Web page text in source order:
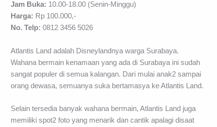
Jam Buka: 10.00-18.00 (Senin-Minggu)
Harga: Rp 100.000,-
No. Telp: 0812 3456 5026
Atlantis Land adalah Disneylandnya warga Surabaya.
Wahana bermain kenamaan yang ada di Surabaya ini sudah
sangat populer di semua kalangan. Dari mulai anak2 sampai
orang dewasa, semuanya suka bertamasya ke Atlantis Land.
Selain tersedia banyak wahana bermain, Atlantis Land juga
memiliki spot2 foto yang menarik dan cantik apalagi disaat